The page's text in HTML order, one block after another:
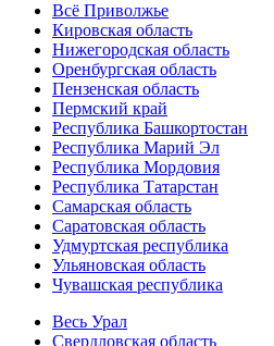
Всё Приволжье
Кировская область
Нижегородская область
Оренбургская область
Пензенская область
Пермский край
Республика Башкортостан
Республика Марий Эл
Республика Мордовия
Республика Татарстан
Самарская область
Саратовская область
Удмуртская республика
Ульяновская область
Чувашская республика
Весь Урал
Свердловская область